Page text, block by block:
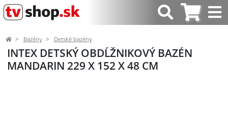
Bazény Detské bazény
INTEX DETSKÝ OBDĹŽNIKOVÝ BAZÉN
MANDARIN 229 X 152 X 48 CM